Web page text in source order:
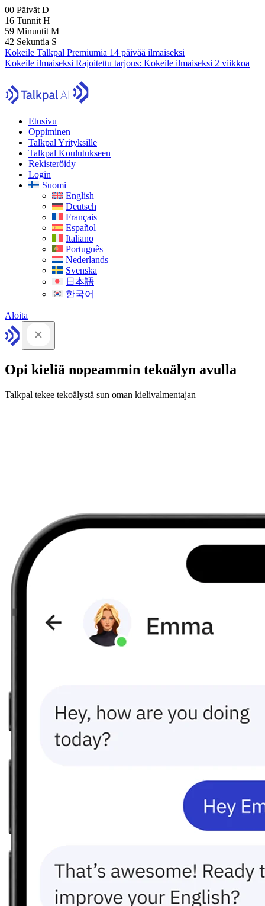
00 Päivät D
16 Tunnit H
59 Minuutit M
40 Sekuntia S
Kokeile Talkpal Premiumia 14 päivää ilmaiseksi
Kokeile ilmaiseksi Rajoitettu tarjous: Kokeile ilmaiseksi 2 viikkoa
Etusivu
Oppiminen
Talkpal Yrityksille
Talkpal Koulutukseen
Rekisteröidy
Login
Suomi
English
Deutsch
Français
Español
Italiano
Português
Nederlands
Svenska
日本語
한국어
Aloita
Opi kieliä nopeammin tekoälyn avulla
Talkpal tekee tekoälystä sun oman kielivalmentajan